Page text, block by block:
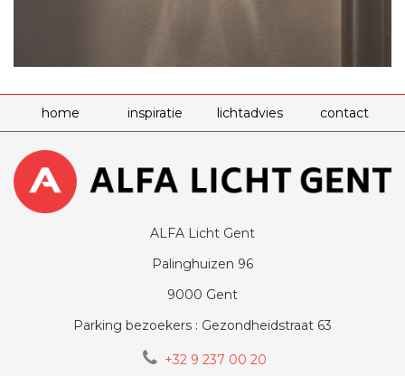
home inspiratie lichtadvies contact
ALFA Licht Gent
Palinghuizen 96
9000 Gent
Parking bezoekers : Gezondheidstraat 63
+32 9 237 00 20